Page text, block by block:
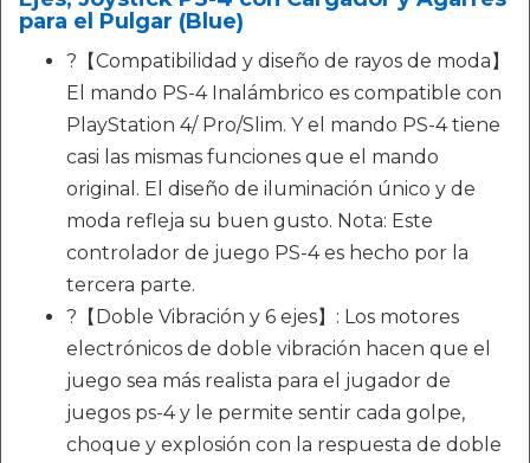
para el Pulgar (Blue)
?【Compatibilidad y diseño de rayos de moda】
El mando PS-4 Inalámbrico es compatible con
PlayStation 4/ Pro/Slim. Y el mando PS-4 tiene
casi las mismas funciones que el mando
original. El diseño de iluminación único y de
moda refleja su buen gusto. Nota: Este
controlador de juego PS-4 es hecho por la
tercera parte.
?【Doble Vibración y 6 ejes】: Los motores
electrónicos de doble vibración hacen que el
juego sea más realista para el jugador de
juegos ps-4 y le permite sentir cada golpe,
choque y explosión con la respuesta de doble